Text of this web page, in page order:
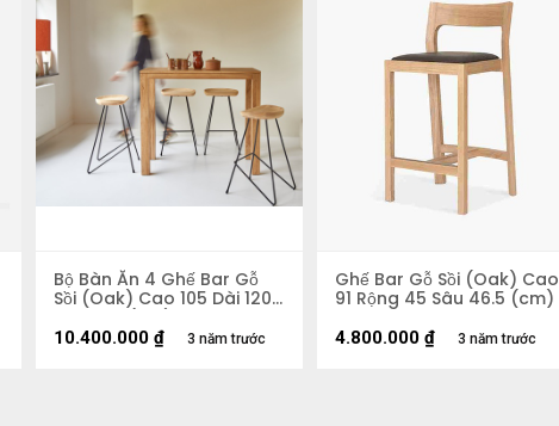
Bộ Bàn Ăn 4 Ghế Bar Gỗ
Sồi (Oak) Cao 105 Dài 120
Rộng 60 (cm)
3 năm trước
10.400.000 ₫
Ghế Bar Gỗ Sồi (Oak) Cao
91 Rộng 45 Sâu 46.5 (cm)
3 năm trước
4.800.000 ₫